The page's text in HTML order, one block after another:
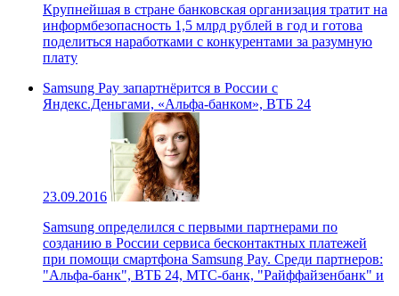
Крупнейшая в стране банковская организация тратит на
информбезопасность 1,5 млрд рублей в год и готова
поделиться наработками с конкурентами за разумную
плату
Samsung Pay запартнёрится в России с
Яндекс.Деньгами, «Альфа-банком», ВТБ 24
23.09.2016
Samsung определился с первыми партнерами по
созданию в России сервиса бесконтактных платежей
при помощи смартфона Samsung Pay. Среди партнеров:
"Альфа-банк", ВТБ 24, МТС-банк, "Райффайзенбанк" и